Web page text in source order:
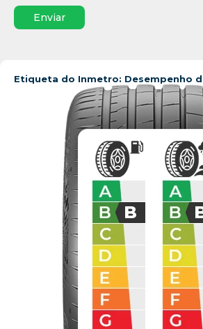
Enviar
Etiqueta do Inmetro: Desempenho
B